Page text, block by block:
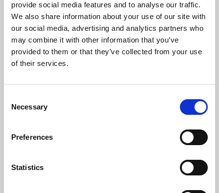
provide social media features and to analyse our traffic.
We also share information about your use of our site with
our social media, advertising and analytics partners who
may combine it with other information that you’ve
provided to them or that they’ve collected from your use
of their services.
Selection
Necessary
Preferences
Statistics